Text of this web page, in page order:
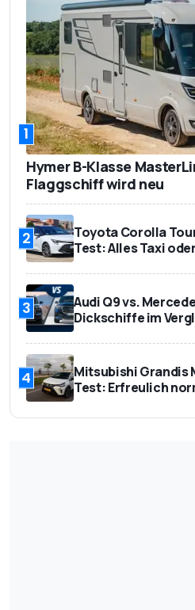
1
Hymer B-Klasse
Flaggschiff wird neu
2
Toyota Corolla
Test: Alles Taxi
3
Audi Q9 vs.
Dickschiffe im
4
Mitsubishi Grandis
Test: Erfreulich